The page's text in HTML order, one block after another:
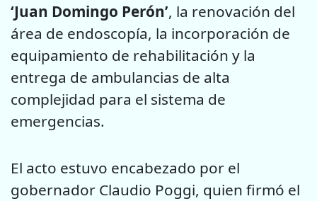
‘Juan Domingo Perón’, la renovación del
área de endoscopía, la incorporación de
equipamiento de rehabilitación y la
entrega de ambulancias de alta
complejidad para el sistema de
emergencias.
El acto estuvo encabezado por el
gobernador Claudio Poggi, quien firmó el